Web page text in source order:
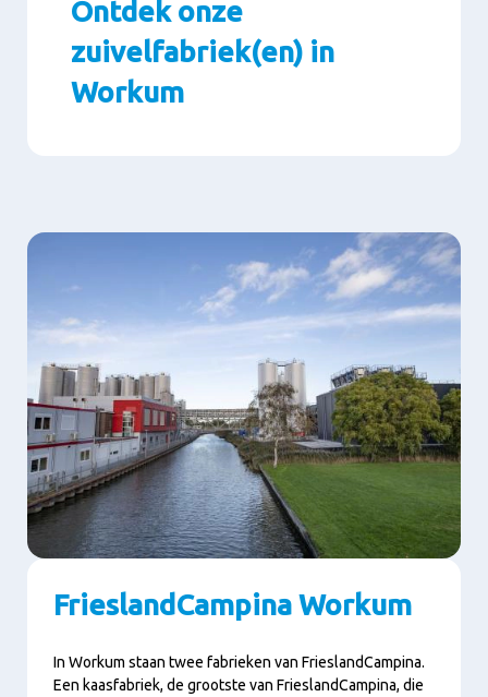
Ontdek onze
zuivelfabriek(en) in
Workum
Paragraphs
FrieslandCampina Workum
In Workum staan twee fabrieken van FrieslandCampina.
Een kaasfabriek, de grootste van FrieslandCampina, die